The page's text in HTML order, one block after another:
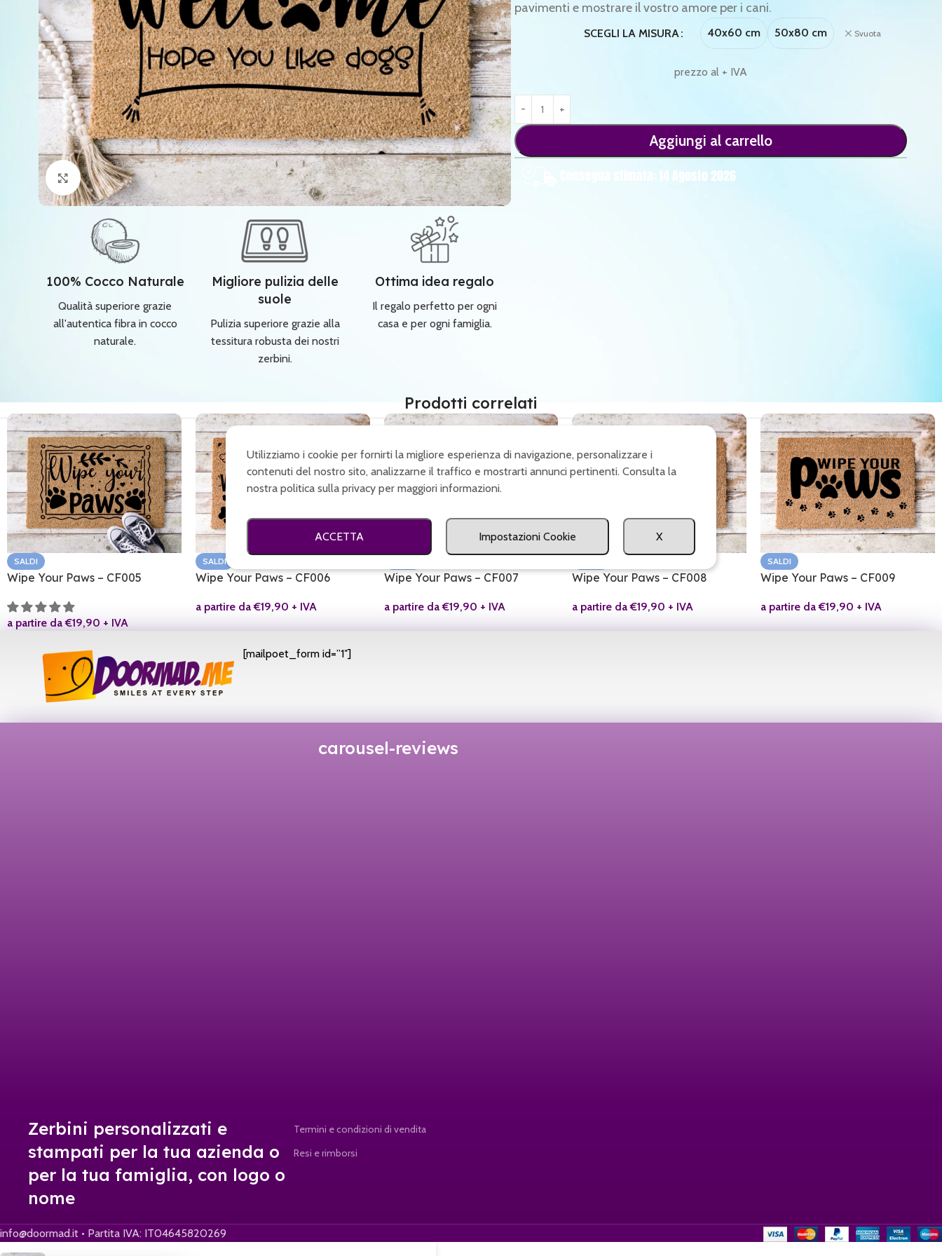
Clicca per ingrandire
100% Cocco Naturale
Qualità superiore grazie
all'autentica fibra in cocco
naturale.
Migliore pulizia delle
suole
Pulizia superiore grazie alla
tessitura robusta dei nostri
zerbini.
Ottima idea regalo
Il regalo perfetto per ogni
casa e per ogni famiglia.
pavimenti e mostrare il vostro amore per i cani.
SCEGLI LA MISURA 40x60 cm 50x80 cm Svuota
prezzo al + IVA
Aggiungi al carrello
Consegna stimata: 14 Agosto 2026
Prodotti correlati
SALDI
Wipe Your Paws – CF005
a partire da€19,90 + IVA
SALDI
Wipe Your Paws – CF006
a partire da€19,90 + IVA
Wipe Your Paws – CF007
a partire da€19,90 + IVA
Wipe Your Paws – CF008
a partire da€19,90 + IVA
SALDI
Wipe Your Paws – CF009
a partire da€19,90 + IVA
[mailpoet_form id=”1″]
carousel-reviews
Zerbini personalizzati e
stampati per la tua azienda o
per la tua famiglia, con logo o
nome
Termini e condizioni di vendita
Resi e rimborsi
info@doormad.it • Partita IVA: IT04645820269
Utilizziamo i cookie per fornirti la migliore esperienza di navigazione, personalizzare i
contenuti del nostro sito, analizzarne il traffico e mostrarti annunci pertinenti. Consulta la
nostra politica sulla privacy per maggiori informazioni.
ACCETTA Impostazioni Cookie X